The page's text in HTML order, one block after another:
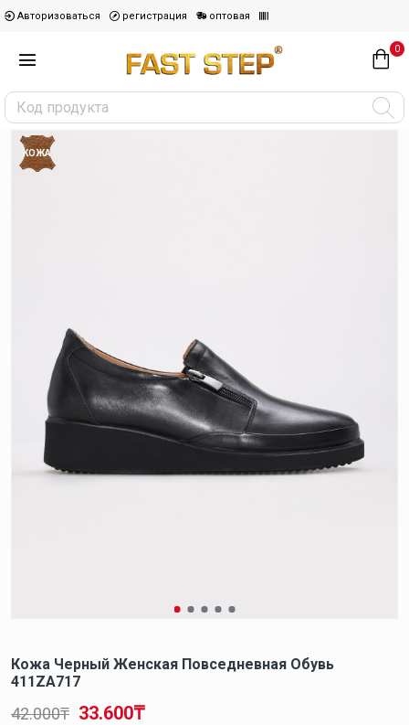
Авторизоваться регистрация оптовая
0
КОЖА
Кожа Черный Женская Повседневная Обувь
411ZA717
33.600₸
42.000₸